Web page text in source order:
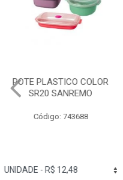
POTE PLASTICO
TRANSPARENTE SR125
Código: 743676